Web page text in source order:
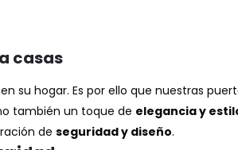
casas
su hogar. Es por ello que nuestras
también un toque de elegancia y
de seguridad y diseño.